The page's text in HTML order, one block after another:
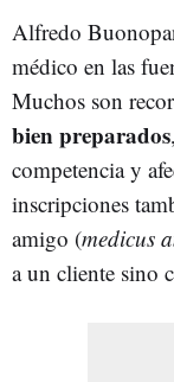
Alfredo
médico en las
Muchos son
bien preparados
competencia y
inscripciones
amigo (medicus
a un cliente sino